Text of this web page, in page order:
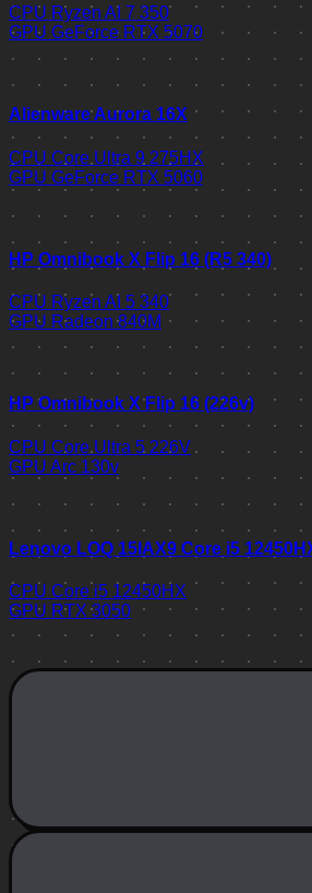
CPU Ryzen AI 7 350
GPU GeForce RTX 5070
Alienware Aurora 16X
CPU Core Ultra 9 275HX
GPU GeForce RTX 5060
HP Omnibook X Flip 16 (R5 340)
CPU Ryzen AI 5 340
GPU Radeon 840M
HP Omnibook X Flip 16 (226v)
CPU Core Ultra 5 226V
GPU Arc 130v
Lenovo LOQ 15IAX9 Core i5
CPU Core i5 12450HX
GPU RTX 3050